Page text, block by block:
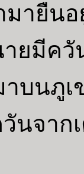
มายืน
ยมีควั
าบนภู
วันจา